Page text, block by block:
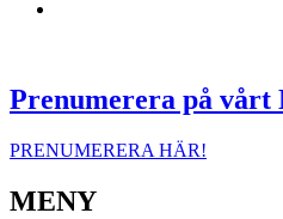
Prenumerera på vårt
PRENUMERERA HÄR!
MENY